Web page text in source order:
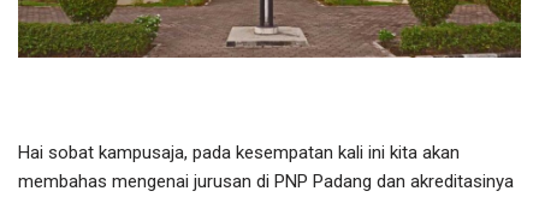
Hai sobat kampusaja, pada kesempatan kali ini kita akan
membahas mengenai jurusan di PNP Padang dan akreditasinya